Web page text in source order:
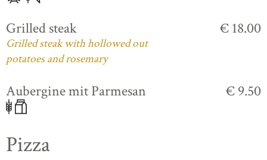
Grilled steak
Grilled steak with hollowed out
potatoes and rosemary
€ 18.00
Aubergine mit Parmesan € 9.50
Pizza